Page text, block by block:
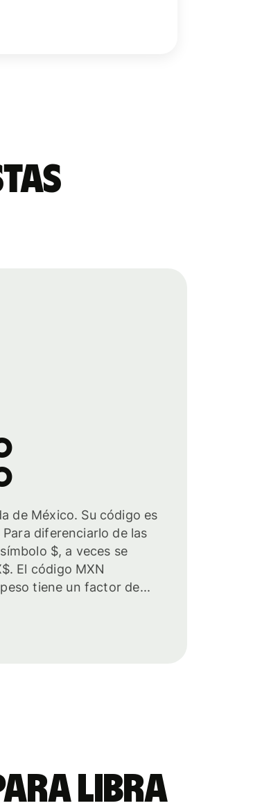
de México. Su código es
diferenciarlo de las
$, a veces se
El código MXN
tiene un factor de...
libra